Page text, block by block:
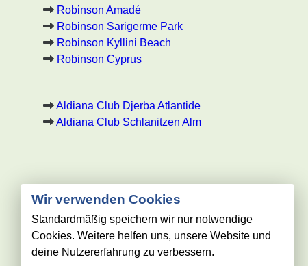
Robinson Amadé
Robinson Sarigerme Park
Robinson Kyllini Beach
Robinson Cyprus
Aldiana Club Djerba Atlantide
Aldiana Club Schlanitzen Alm
robinson-club-spezialist.de
Wir verwenden Cookies
Standardmäßig speichern wir nur notwendige
Cookies. Weitere helfen uns, unsere Website und
deine Nutzererfahrung zu verbessern.